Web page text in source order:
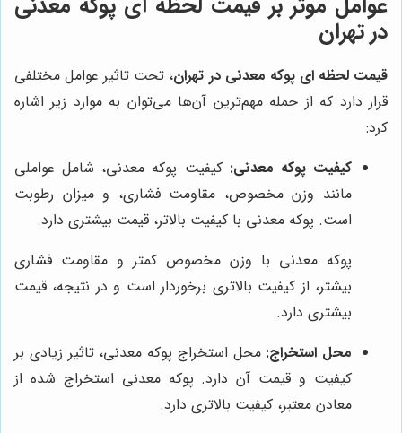
در تهران
قیمت لحظه ای پوکه معدنی در تهران، تحت تاثیر عوامل مختلفی
قرار دارد که از جمله مهم‌ترین آن‌ها می‌توان به موارد زیر اشاره
کرد:
کیفیت پوکه معدنی: کیفیت پوکه معدنی، شامل عواملی
مانند وزن مخصوص، مقاومت فشاری، و میزان رطوبت
است. پوکه معدنی با کیفیت بالاتر، قیمت بیشتری دارد.
پوکه معدنی با وزن مخصوص کمتر و مقاومت فشاری
بیشتر، از کیفیت بالاتری برخوردار است و در نتیجه، قیمت
بیشتری دارد.
محل استخراج: محل استخراج پوکه معدنی، تاثیر زیادی بر
کیفیت و قیمت آن دارد. پوکه معدنی استخراج شده از
معادن معتبر، کیفیت بالاتری دارد.